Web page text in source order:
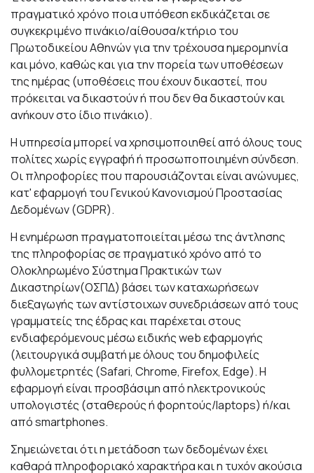
πραγματικό χρόνο ποια υπόθεση εκδικάζεται σε
συγκεκριμένο πινάκιο/αίθουσα/κτήριο του
Πρωτοδικείου Αθηνών για την τρέχουσα ημερομηνία
και μόνο, καθώς και για την πορεία των υποθέσεων
της ημέρας (υποθέσεις που έχουν δικαστεί, που
πρόκειται να δικαστούν ή που δεν θα δικαστούν και
ανήκουν στο ίδιο πινάκιο).
Η υπηρεσία μπορεί να χρησιμοποιηθεί από όλους τους
πολίτες χωρίς εγγραφή ή προσωποποιημένη σύνδεση.
Οι πληροφορίες που παρουσιάζονται είναι ανώνυμες,
κατ' εφαρμογή του Γενικού Κανονισμού Προστασίας
Δεδομένων (GDPR).
Η ενημέρωση πραγματοποιείται μέσω της άντλησης
της πληροφορίας σε πραγματικό χρόνο από το
Ολοκληρωμένο Σύστημα Πρακτικών των
Δικαστηρίων(ΟΣΠΔ) βάσει των καταχωρήσεων
διεξαγωγής των αντίστοιχων συνεδριάσεων από τους
γραμματείς της έδρας και παρέχεται στους
ενδιαφερόμενους μέσω ειδικής web εφαρμογής
(λειτουργικά συμβατή με όλους του δημοφιλείς
φυλλομετρητές (Safari, Chrome, Firefox, Edge). Η
εφαρμογή είναι προσβάσιμη από ηλεκτρονικούς
υπολογιστές (σταθερούς ή φορητούς/laptops) ή/και
από smartphones.
Σημειώνεται ότι η μετάδοση των δεδομένων έχει
καθαρά πληροφοριακό χαρακτήρα και η τυχόν ακούσια